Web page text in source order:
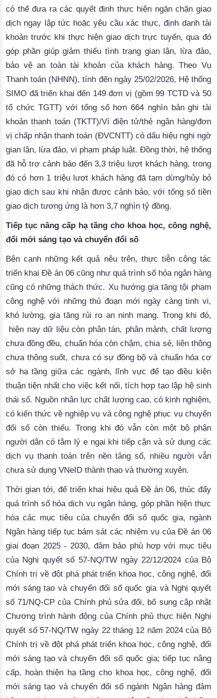
có thể đưa ra các quyết định thực hiện ngăn chặn giao
dịch ngay lập tức hoặc yêu cầu xác thực, định danh tài
khoản trước khi thực hiện giao dịch trực tuyến, qua đó
góp phần giúp giảm thiểu tình trạng gian lận, lừa đảo,
bảo vệ an toàn tài khoản của khách hàng. Theo Vụ
Thanh toán (NHNN), tính đến ngày 25/02/2026, Hệ thống
SIMO đã triển khai đến 149 đơn vị (gồm 99 TCTD và 50
tổ chức TGTT) với tổng số hơn 664 nghìn bản ghi tài
khoản thanh toán (TKTT)/Ví điện tử/thẻ ngân hàng/đơn
vị chấp nhận thanh toán (ĐVCNTT) có dấu hiệu nghi ngờ
gian lận, lừa đảo, vi phạm pháp luật. Đồng thời, hệ thống
đã hỗ trợ cảnh báo đến 3,3 triệu lượt khách hàng, trong
đó có hơn 1 triệu lượt khách hàng đã tạm dừng/hủy bỏ
giao dịch sau khi nhận được cảnh báo, với tổng số tiền
giao dịch tương ứng là hơn 3,7 nghìn tỷ đồng.
Tiếp tục nâng cấp hạ tầng cho khoa học, công nghệ,
đổi mới sáng tạo và chuyển đổi số
Bên cạnh những kết quả nêu trên, thực tiễn công tác
triển khai Đề án 06 cũng như quá trình số hóa ngân hàng
cũng có những thách thức. Xu hướng gia tăng tội phạm
công nghệ với những thủ đoạn mới ngày càng tinh vi,
khó lường, gia tăng rủi ro an ninh mạng. Trong khi đó,
hiện nay dữ liệu còn phân tán, phân mảnh, chất lượng
chưa đồng đều, chuẩn hóa còn chậm, chia sẻ, liên thông
chưa thông suốt, chưa có sự đồng bộ và chuẩn hóa cơ
sở hạ tầng giữa các ngành, lĩnh vực để tạo điều kiện
thuận tiện nhất cho việc kết nối, tích hợp tạo lập hệ sinh
thái số. Nguồn nhân lực chất lượng cao, có kinh nghiệm,
có kiến thức về nghiệp vụ và công nghệ phục vụ chuyển
đổi số còn thiếu. Trong khi đó vẫn còn một bộ phận
người dân có tâm lý e ngại khi tiếp cận và sử dụng các
dịch vụ thanh toán trên nền tảng số, nhiều người vẫn
chưa sử dụng VNeID thành thạo và thường xuyên.
Thời gian tới, để triển khai hiệu quả Đề án 06, thúc đẩy
quá trình số hóa dịch vụ ngân hàng, góp phần hiện thực
hóa các mục tiêu của chuyển đổi số quốc gia, ngành
Ngân hàng tiếp tục bám sát các nhiệm vụ của Đề án 06
giai đoạn 2025 - 2030, đảm bảo phù hợp với mục tiêu
của Nghị quyết số 57-NQ/TW ngày 22/12/2024 của Bộ
Chính trị về đột phá phát triển khoa học, công nghệ, đổi
mới sáng tạo và chuyển đổi số quốc gia và Nghị quyết
số 71/NQ-CP của Chính phủ sửa đổi, bổ sung cập nhật
Chương trình hành động của Chính phủ thực hiện Nghị
quyết số 57-NQ/TW ngày 22 tháng 12 năm 2024 của Bộ
Chính trị về đột phá phát triển khoa học, công nghệ, đổi
mới sáng tạo và chuyển đổi số quốc gia; tiếp tục nâng
cấp, hoàn thiện hạ tầng cho khoa học, công nghệ, đổi
mới sáng tạo và chuyển đổi số ngành Ngân hàng đảm